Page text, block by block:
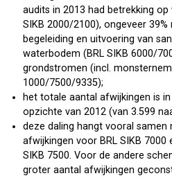
audits in 2013 had betrekking
SIKB 2000/2100), ongeveer
begeleiding en uitvoering van
waterbodem (BRL SIKB 6000/
grondstromen (incl.
1000/7500/9335);
het totale aantal afwijkingen is
opzichte van 2012 (van 3.599
deze daling hangt vooral
afwijkingen voor BRL SIKB 7000
SIKB 7500. Voor de andere
groter aantal afwijkingen